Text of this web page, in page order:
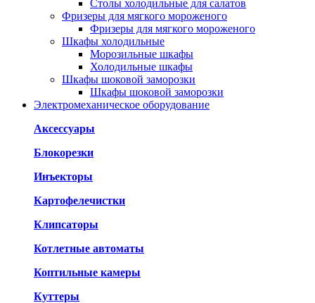
Столы холодильные для салатов
Фризеры для мягкого мороженого
Фризеры для мягкого мороженого
Шкафы холодильные
Mорозильные шкафы
Холодильные шкафы
Шкафы шоковой заморозки
Шкафы шоковой заморозки
Электромеханическое оборудование
Аксессуары
Блокорезки
Инъекторы
Картофелечистки
Клипсаторы
Котлетные автоматы
Коптильные камеры
Куттеры